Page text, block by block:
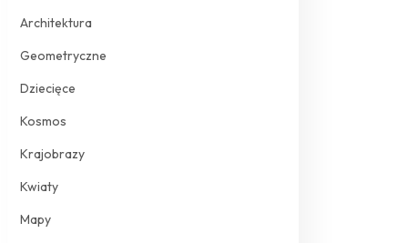
Architektura
Geometryczne
Dziecięce
Kosmos
Krajobrazy
Kwiaty
Mapy